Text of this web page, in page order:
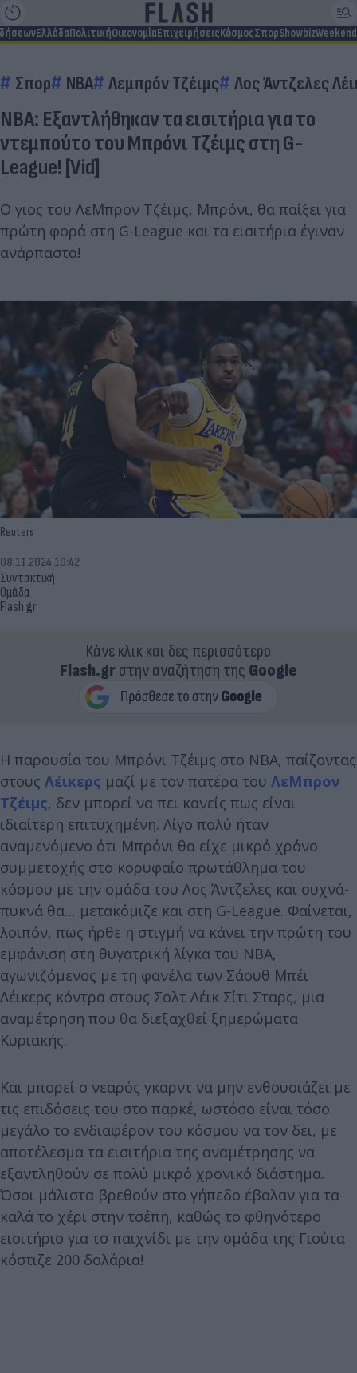
ΕλλάδαΠολιτικήΟικονομίαΕπιχειρήσειςΚόσμοςΣπορShowbizWeekend
Σπορ ΝΒΑ Λεμπρόν Τζέιμς Λος Άντζελες
ΝΒΑ: Εξαντλήθηκαν τα εισιτήρια για το
ντεμπούτο του Μπρόνι Τζέιμς στη G-
League! [Vid]
Ο γιος του ΛεΜπρον Τζέιμς, Μπρόνι, θα παίξει για
πρώτη φορά στη G-League και τα εισιτήρια έγιναν
ανάρπαστα!
Reuters
Συντακτική
Ομάδα
Flash.gr
08.11.2024 10:42
Κάνε κλικ και δες περισσότερο
Flash.grστην αναζήτηση της Google
Η παρουσία του Μπρόνι Τζέιμς στο ΝΒΑ, παίζοντας
στους Λέικερς μαζί με τον πατέρα του ΛεΜπρον
Τζέιμς, δεν μπορεί να πει κανείς πως είναι
ιδιαίτερη επιτυχημένη. Λίγο πολύ ήταν
αναμενόμενο ότι Μπρόνι θα είχε μικρό χρόνο
συμμετοχής στο κορυφαίο πρωτάθλημα του
κόσμου με την ομάδα του Λος Άντζελες και συχνά-
πυκνά θα… μετακόμιζε και στη G-League. Φαίνεται,
λοιπόν, πως ήρθε η στιγμή να κάνει την πρώτη του
εμφάνιση στη θυγατρική λίγκα του ΝΒΑ,
αγωνιζόμενος με τη φανέλα των Σάουθ Μπέι
Λέικερς κόντρα στους Σολτ Λέικ Σίτι Σταρς, μια
αναμέτρηση που θα διεξαχθεί ξημερώματα
Κυριακής.
Και μπορεί ο νεαρός γκαρντ να μην ενθουσιάζει με
τις επιδόσεις του στο παρκέ, ωστόσο είναι τόσο
μεγάλο το ενδιαφέρον του κόσμου να τον δει, με
αποτέλεσμα τα εισιτήρια της αναμέτρησης να
εξαντληθούν σε πολύ μικρό χρονικό διάστημα.
Όσοι μάλιστα βρεθούν στο γήπεδο έβαλαν για τα
καλά το χέρι στην τσέπη, καθώς το φθηνότερο
εισιτήριο για το παιχνίδι με την ομάδα της Γιούτα
κόστιζε 200 δολάρια!